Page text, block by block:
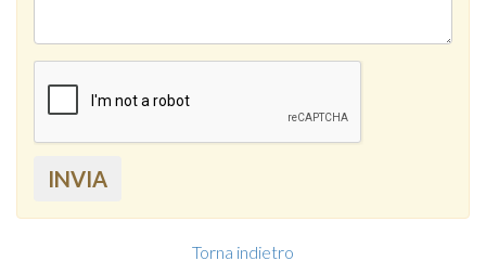
INVIA
Torna indietro